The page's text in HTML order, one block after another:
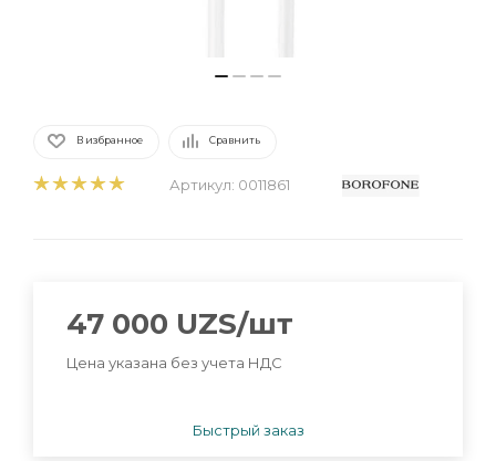
В избранное Сравнить
Артикул: 0011861
47 000 UZS/шт
Цена указана без учета НДС
Быстрый заказ